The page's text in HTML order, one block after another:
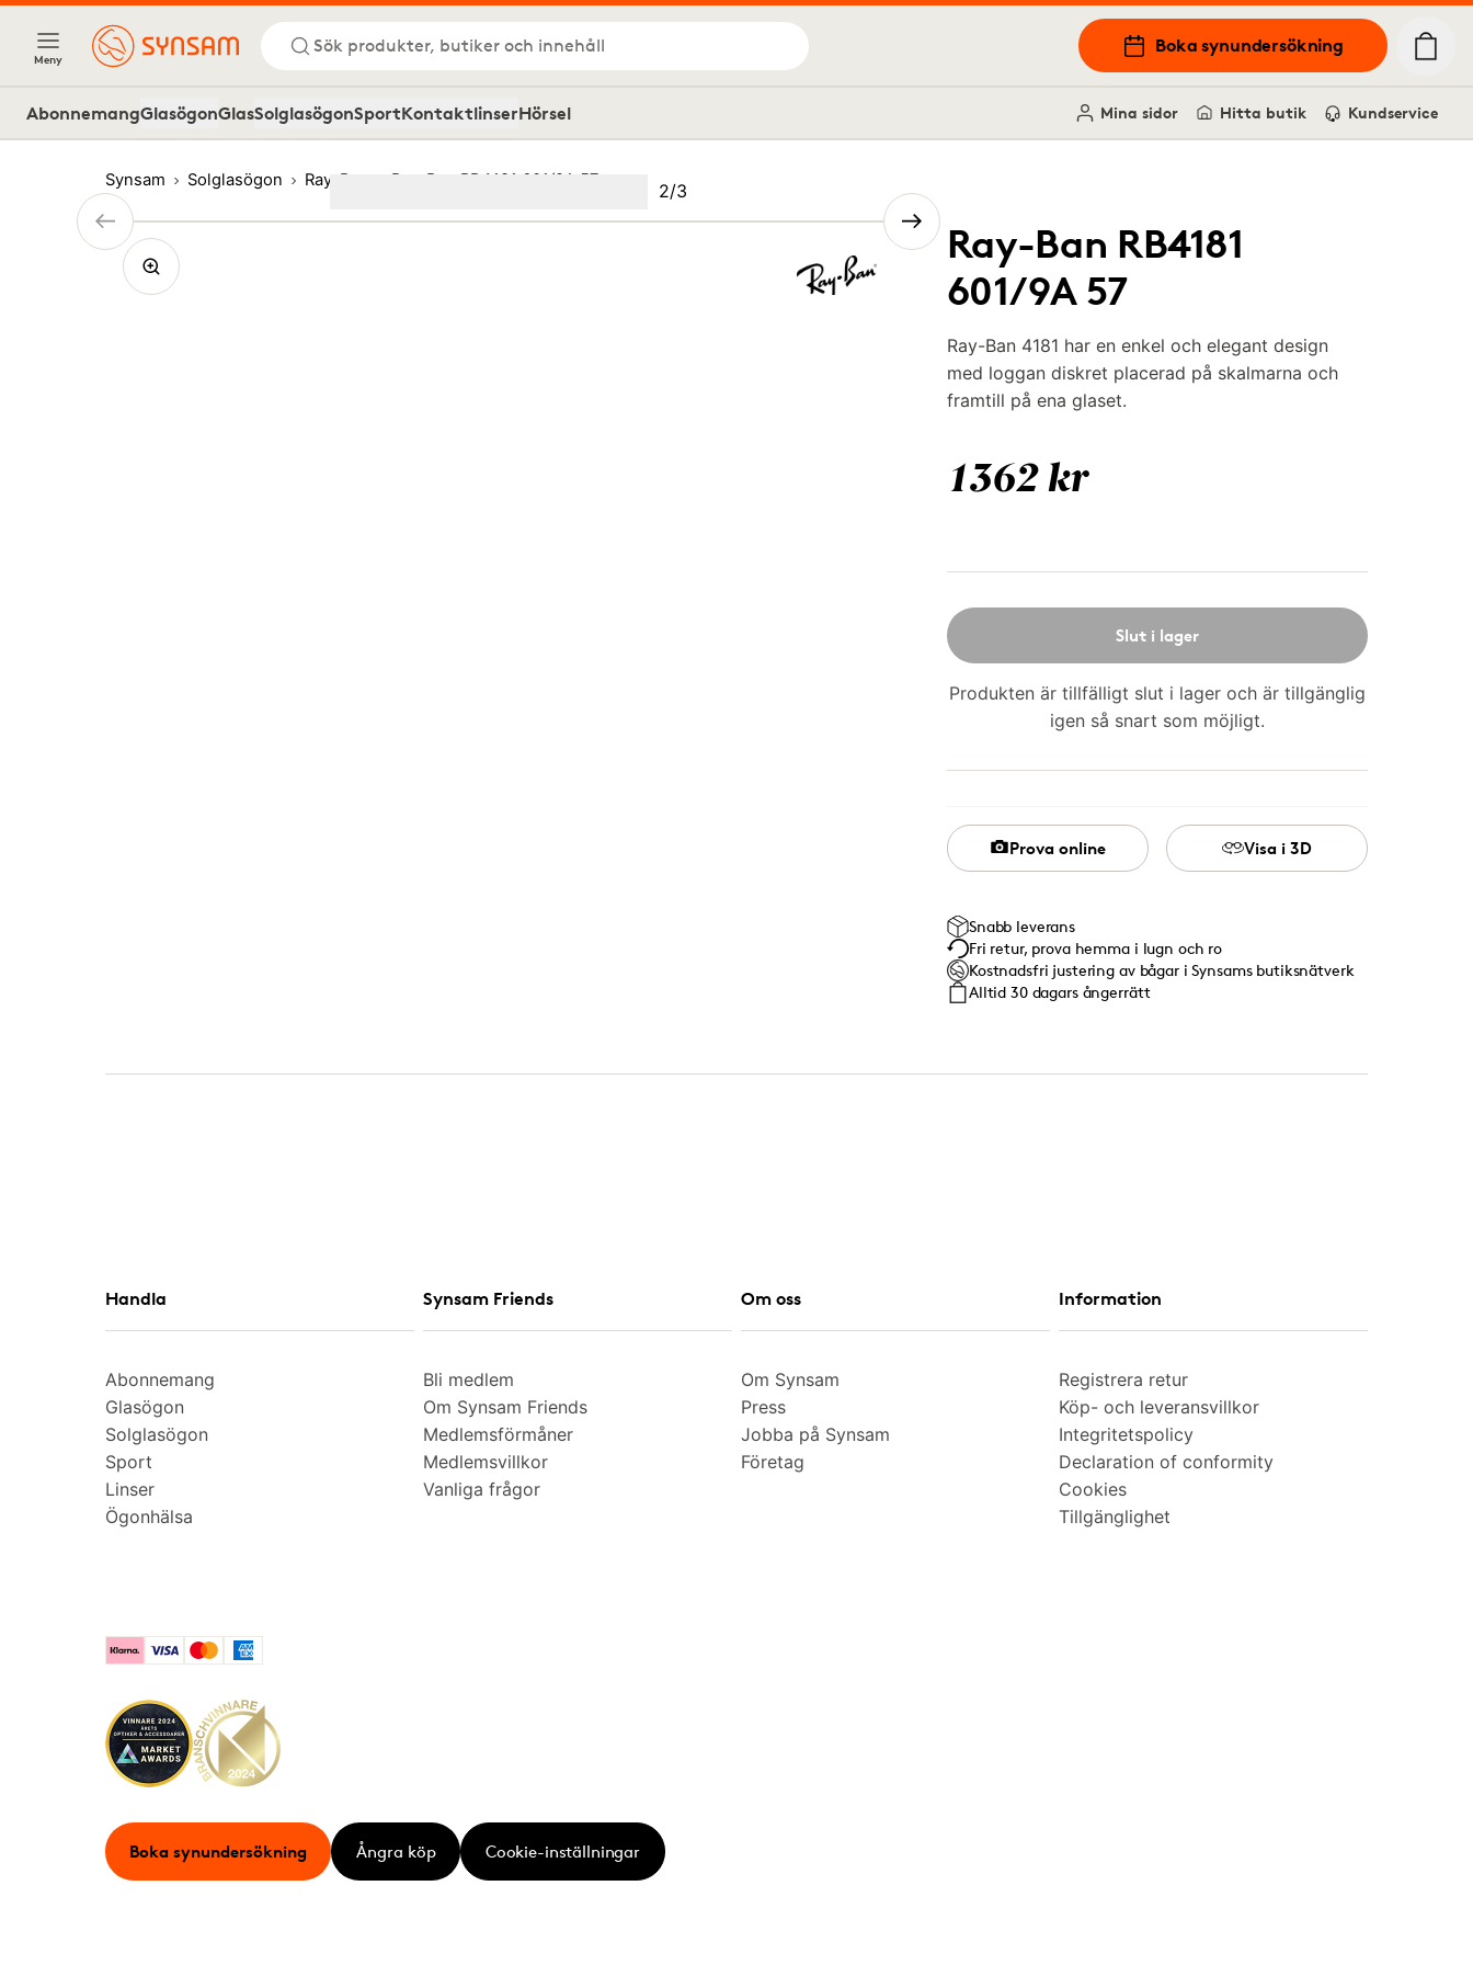
Meny
Sök produkter, butiker och innehåll Boka synundersökning
AbonnemangGlasögonGlasSolglasögonSportKontaktlinserHörsel Mina sidor Hitta butik Kundservice
Synsam Solglasögon Ray-Ban Ray-Ban RB4181 601/9A 57
Ray-Ban RB4181
601/9A 57
Ray-Ban 4181 har en enkel och elegant design
med loggan diskret placerad på skalmarna och
framtill på ena glaset.
1362 kr
Slut i lager
Produkten är tillfälligt slut i lager och är tillgänglig
igen så snart som möjligt.
Prova online Visa i 3D
Snabb leverans
Fri retur, prova hemma i lugn och ro
Kostnadsfri justering av bågar i Synsams butiksnätverk
Alltid 30 dagars ångerrätt
Bild
2/3
3
Handla
Abonnemang
Glasögon
Solglasögon
Sport
Linser
Ögonhälsa
Synsam Friends
Bli medlem
Om Synsam Friends
Medlemsförmåner
Medlemsvillkor
Vanliga frågor
Om oss
Om Synsam
Press
Jobba på Synsam
Företag
Information
Registrera retur
Köp- och leveransvillkor
Integritetspolicy
Declaration of conformity
Cookies
Tillgänglighet
KlarnaVisa MastercardAmerican Express
Boka synundersökning Ångra köp Cookie-inställningar